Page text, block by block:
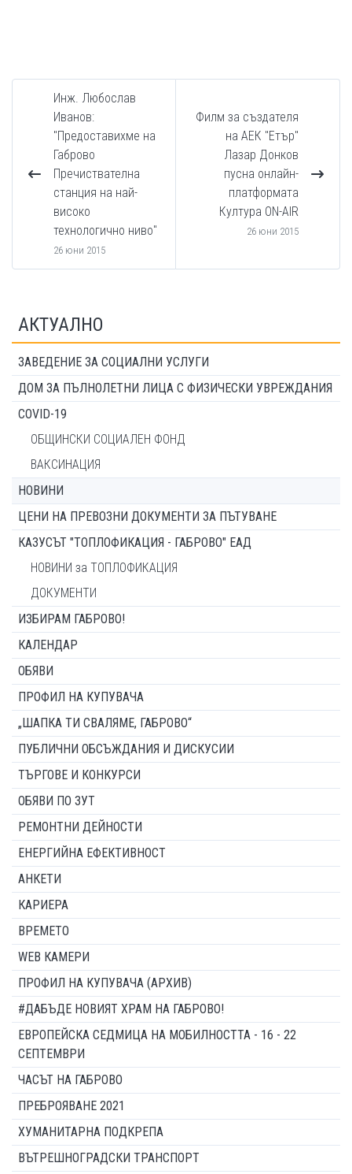
Инж. Любослав
Иванов:
"Предоставихме на
Габрово
Пречиствателна
станция на най-
високо
технологично ниво"
26 юни 2015
Филм за създателя
на АЕК "Етър"
Лазар Донков
пусна онлайн-
платформата
Култура ON-AIR
26 юни 2015
АКТУАЛНО
ЗАВЕДЕНИЕ ЗА СОЦИАЛНИ УСЛУГИ
ДОМ ЗА ПЪЛНОЛЕТНИ ЛИЦА С ФИЗИЧЕСКИ УВРЕЖДАНИЯ
COVID-19
ОБЩИНСКИ СОЦИАЛЕН ФОНД
ВАКСИНАЦИЯ
НОВИНИ
ЦЕНИ НА ПРЕВОЗНИ ДОКУМЕНТИ ЗА ПЪТУВАНЕ
КАЗУСЪТ "ТОПЛОФИКАЦИЯ - ГАБРОВО" ЕАД
НОВИНИ за ТОПЛОФИКАЦИЯ
ДОКУМЕНТИ
ИЗБИРАМ ГАБРОВО!
КАЛЕНДАР
ОБЯВИ
ПРОФИЛ НА КУПУВАЧА
„ШАПКА ТИ СВАЛЯМЕ, ГАБРОВО“
ПУБЛИЧНИ ОБСЪЖДАНИЯ И ДИСКУСИИ
ТЪРГОВЕ И КОНКУРСИ
ОБЯВИ ПО ЗУТ
РЕМОНТНИ ДЕЙНОСТИ
ЕНЕРГИЙНА ЕФЕКТИВНОСТ
АНКЕТИ
КАРИЕРА
ВРЕМЕТО
WEB КАМЕРИ
ПРОФИЛ НА КУПУВАЧА (АРХИВ)
#ДАБЪДЕ НОВИЯТ ХРАМ НА ГАБРОВО!
ЕВРОПЕЙСКА СЕДМИЦА НА МОБИЛНОСТТА - 16 - 22
СЕПТЕМВРИ
ЧАСЪТ НА ГАБРОВО
ПРЕБРОЯВАНЕ 2021
ХУМАНИТАРНА ПОДКРЕПА
ВЪТРЕШНОГРАДСКИ ТРАНСПОРТ